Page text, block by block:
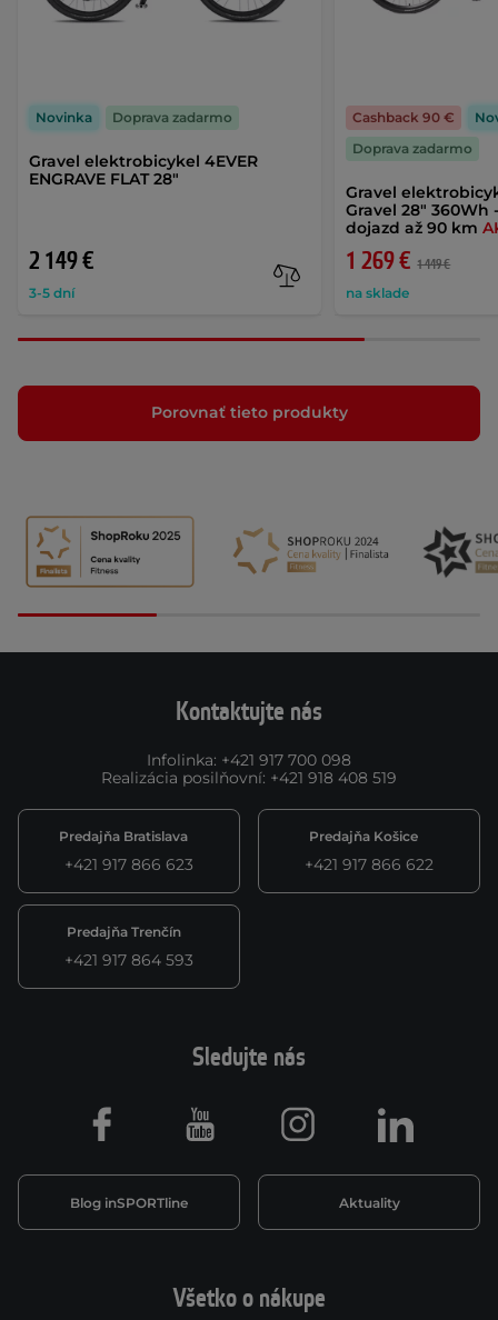
Gravel elektrobicykel 4EVER
ENGRAVE FLAT 28"
2 149 €
3-5 dní
Novinka Doprava zadarmo
Gravel
Gravel 28" 360Wh
dojazd až 90 km
1 269 € 1 449 €
na sklade
Cashback 90 €
Doprava zadarmo
Porovnať tieto produkty
Kontaktujte nás
Infolinka: +421 917 700 098
Realizácia posilňovní: +421 918 408 519
Predajňa Bratislava
+421 917 866 623
Predajňa Košice
+421 917 866 622
Predajňa Trenčín
+421 917 864 593
Všetko o nákupe
Sledujte nás
Blog inSPORTline Aktuality
Facebook Youtube Instagram LinkedIn